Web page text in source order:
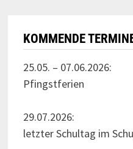
KOMMENDE
25.05. – 07.06.2026:
Pfingstferien
29.07.2026:
letzter Schultag im